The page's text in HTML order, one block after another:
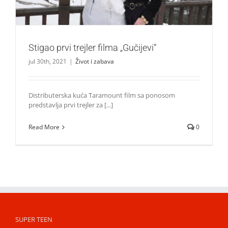
Stigao prvi trejler filma „Gučijevi“
jul 30th, 2021 | Život i zabava
Distributerska kuća Taramount film sa ponosom
predstavlja prvi trejler za [...]
Read More 0
SUPER TEEN